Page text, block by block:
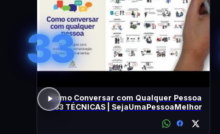
33
Como Conversar com Qualquer Pessoa
- 33 TÉCNICAS | SejaUmaPessoaMelhor